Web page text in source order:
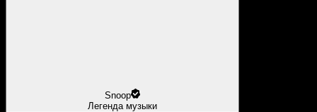
Snoop
Легенда музыки